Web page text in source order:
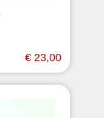
€ 23,00